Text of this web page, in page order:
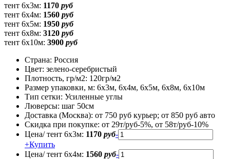
тент 6х3м: 1170 руб
тент 6х4м: 1560 руб
тент 6х5м: 1950 руб
тент 6х8м: 3120 руб
тент 6х10м: 3900 руб
Страна: Россия
Цвет: зелено-серебристый
Плотность, гр/м2: 120гр/м2
Размер упаковки, м: 6х3м, 6х4м, 6х5м, 6х8м, 6х10м
Тип сетки: Усиленные углы
Люверсы: шаг 50см
Доставка (Москва): от 750 руб курьер; от 850 руб авто
Скидка при покупке: от 29т/руб-5%, от 58т/руб-10%
Цена/ тент 6х3м: 1170 руб-
+Купить
Цена/ тент 6х4м: 1560 руб-